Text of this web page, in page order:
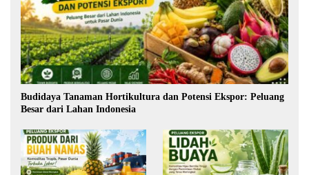
Budidaya Tanaman Hortikultura dan Potensi Ekspor: Peluang
Besar dari Lahan Indonesia